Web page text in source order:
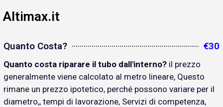
Altimax.it
Quanto Costa? €30
Quanto costa riparare il tubo dall'interno? il prezzo
generalmente viene calcolato al metro lineare, Questo
rimane un prezzo ipotetico, perché possono variare per il
diametro,, tempi di lavorazione, Servizi di competenza,